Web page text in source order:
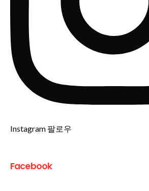
Instagram 팔로우
Facebook